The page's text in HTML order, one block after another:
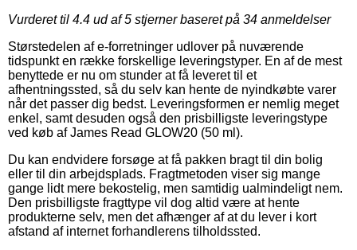
Vurderet til 4.4 ud af 5 stjerner baseret på 34 anmeldelser
Størstedelen af e-forretninger udlover på nuværende
tidspunkt en række forskellige leveringstyper. En af de mest
benyttede er nu om stunder at få leveret til et
afhentningssted, så du selv kan hente de nyindkøbte varer
når det passer dig bedst. Leveringsformen er nemlig meget
enkel, samt desuden også den prisbilligste leveringstype
ved køb af James Read GLOW20 (50 ml).
Du kan endvidere forsøge at få pakken bragt til din bolig
eller til din arbejdsplads. Fragtmetoden viser sig mange
gange lidt mere bekostelig, men samtidig ualmindeligt nem.
Den prisbilligste fragttype vil dog altid være at hente
produkterne selv, men det afhænger af at du lever i kort
afstand af internet forhandlerens tilholdssted.